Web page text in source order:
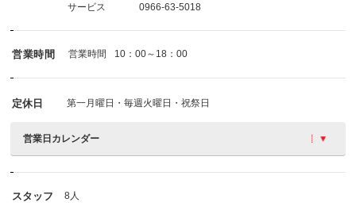
サービス
0966-63-5018
営業時間 営業時間 10：00～18：00
定休日 第一月曜日・毎週火曜日・祝祭日
営業日カレンダー
スタッフ 8人